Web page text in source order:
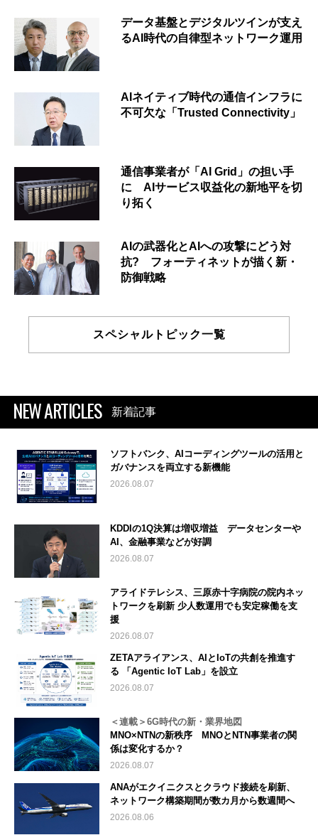
データ基盤とデジタルツインが支え
るAI時代の自律型ネットワーク運用
AIネイティブ時代の通信インフラに
不可欠な「Trusted Connectivity」
通信事業者が「AI Grid」の担い手
に AIサービス収益化の新地平を切
り拓く
AIの武器化とAIへの攻撃にどう対
抗? フォーティネットが描く新・
防御戦略
スペシャルトピック一覧
NEW ARTICLES 新着記事
ソフトバンク、AIコーディングツールの活用と
ガバナンスを両立する新機能
2026.08.07
KDDIの1Q決算は増収増益 データセンターや
AI、金融事業などが好調
2026.08.07
アライドテレシス、三原赤十字病院の院内ネッ
トワークを刷新 少人数運用でも安定稼働を支
援
2026.08.07
ZETAアライアンス、AIとIoTの共創を推進す
る 「Agentic IoT Lab」を設立
2026.08.07
＜連載＞6G時代の新・業界地図
MNO×NTNの新秩序 MNOとNTN事業者の関
係は変化するか？
2026.08.07
ANAがエクイニクスとクラウド接続を刷新、
ネットワーク構築期間が数カ月から数週間へ
2026.08.06